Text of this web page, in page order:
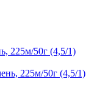
225м/50г (4,5/1)